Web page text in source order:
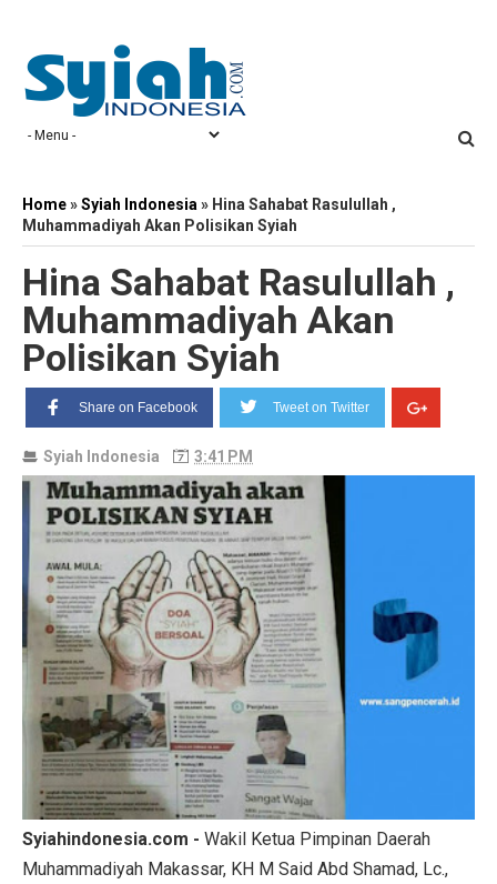
Home»Syiah Indonesia » Hina Sahabat Rasulullah ,
Muhammadiyah Akan Polisikan Syiah
Hina Sahabat Rasulullah ,
Muhammadiyah Akan
Polisikan Syiah
Share on Facebook Tweet on Twitter
Syiah Indonesia 3:41 PM
Syiahindonesia.com - Wakil Ketua Pimpinan Daerah
Muhammadiyah Makassar, KH M Said Abd Shamad, Lc.,